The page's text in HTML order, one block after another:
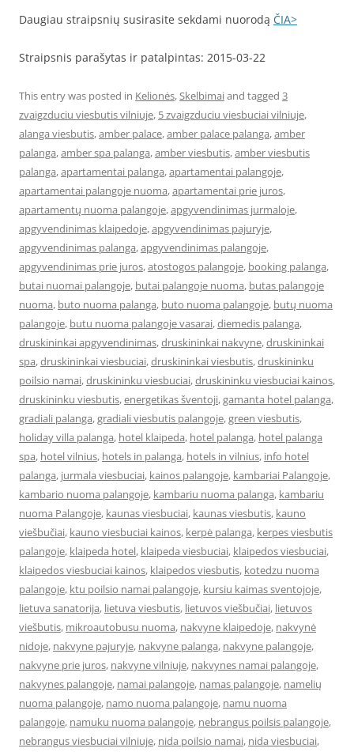
Daugiau straipsnių susirasite sekdami nuorodą ČIA>
Straipsnis parašytas ir patalpintas: 2015-03-22
This entry was posted in Kelionės,Skelbimaiand tagged 3
zvaigzduciu viesbutis vilniuje, 5 zvaigzduciu viesbuciai vilniuje,
alanga viesbutis,amber palace,amber palace palanga,amber
palanga,amber spa palanga,amber viesbutis,amber viesbutis
palanga,apartamentai palanga,apartamentai palangoje,
apartamentai palangoje nuoma,apartamentai prie juros,
apartamentų nuoma palangoje,apgyvendinimas jurmaloje,
apgyvendinimas klaipedoje,apgyvendinimas pajuryje,
apgyvendinimas palanga,apgyvendinimas palangoje,
apgyvendinimas prie juros,atostogos palangoje, booking palanga,
butai nuomai palangoje, butai palangoje nuoma, butas palangoje
nuoma, buto nuoma palanga, buto nuoma palangoje, butų nuoma
palangoje, butu nuoma palangoje vasarai,diemedis palanga,
druskininkai apgyvendinimas,druskininkai nakvyne,druskininkai
spa,druskininkai viesbuciai,druskininkai viesbutis,druskininku
poilsio namai,druskininku viesbuciai,druskininku viesbuciai kainos,
druskininku viesbutis,energetikas šventoji,gamanta hotel palanga,
gradiali palanga,gradiali viesbutis palangoje,green viesbutis,
holiday villa palanga, hotel klaipeda, hotel palanga, hotel palanga
spa, hotel vilnius, hotels in palanga, hotels in vilnius, info hotel
palanga, jurmala viesbuciai, kainos palangoje, kambariai Palangoje,
kambario nuoma palangoje, kambariu nuoma palanga, kambariu
nuoma Palangoje, kaunas viesbuciai, kaunas viesbutis, kauno
viešbučiai, kauno viesbuciai kainos, kerpė palanga, kerpes viesbutis
palangoje, klaipeda hotel, klaipeda viesbuciai, klaipedos viesbuciai,
klaipedos viesbuciai kainos, klaipedos viesbutis, kotedzu nuoma
palangoje, ktu poilsio namai palangoje, kursiu kaimas sventojoje,
lietuva sanatorija, lietuva viesbutis, lietuvos viešbučiai, lietuvos
viešbutis, mikroautobusu nuoma, nakvyne klaipedoje, nakvynė
nidoje, nakvyne pajuryje, nakvyne palanga, nakvyne palangoje,
nakvyne prie juros, nakvyne vilniuje, nakvynes namai palangoje,
nakvynes palangoje, namai palangoje, namas palangoje, namelių
nuoma palangoje, namo nuoma palangoje, namu nuoma
palangoje, namuku nuoma palangoje, nebrangus poilsis palangoje,
nebrangus viesbuciai vilniuje, nida poilsio namai, nida viesbuciai,